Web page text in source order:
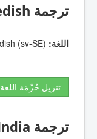
ترجمة Swedish لـ جوملا 1.5
اللغة:
تنزيل حُزْمَة اللغة
ترجمة Tamil, India لـ جوملا 1.5